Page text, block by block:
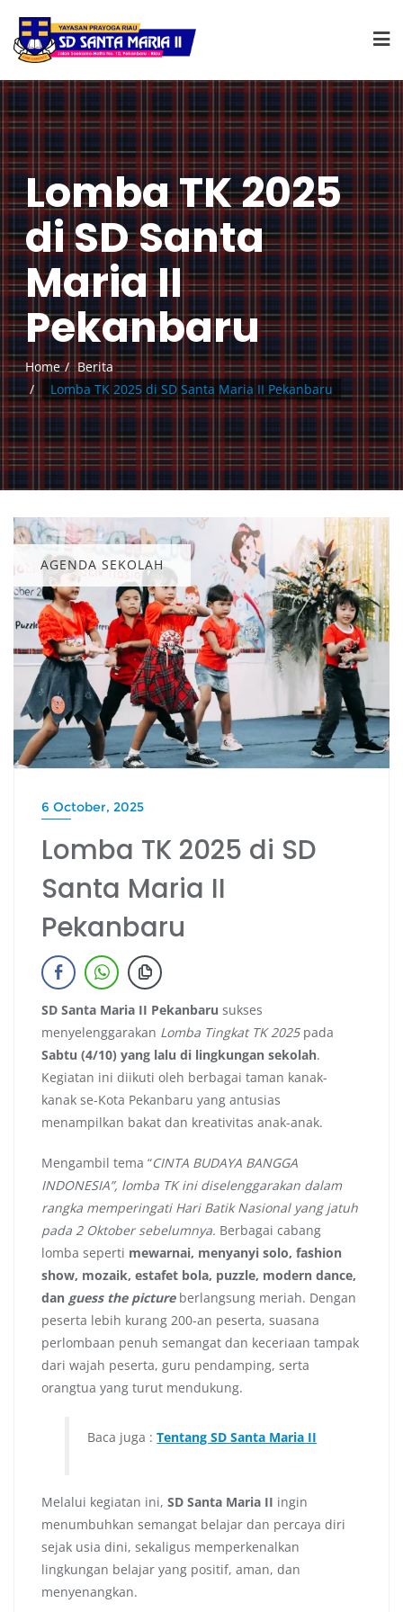
Lomba TK 2025
di SD Santa
Maria II
Pekanbaru
Home
Berita
Lomba TK 2025 di SD Santa Maria II Pekanbaru
AGENDA SEKOLAH
6 October, 2025
Lomba TK 2025 di SD
Santa Maria II
Pekanbaru
SD Santa Maria II Pekanbaru sukses
menyelenggarakan Lomba Tingkat TK 2025pada
Sabtu (4/10) yang lalu di lingkungan sekolah.
Kegiatan ini diikuti oleh berbagai taman kanak-
kanak se-Kota Pekanbaru yang antusias
menampilkan bakat dan kreativitas anak-anak.
Mengambil tema “CINTA BUDAYA BANGGA
INDONESIA”, lomba TK ini diselenggarakan dalam
rangka memperingati Hari Batik Nasional yang jatuh
pada 2 Oktober sebelumnya. Berbagai cabang
lomba seperti mewarnai, menyanyi solo, fashion
show, mozaik, estafet bola, puzzle, modern dance,
dan guess the pictureberlangsung meriah. Dengan
peserta lebih kurang 200-an peserta, suasana
perlombaan penuh semangat dan keceriaan tampak
dari wajah peserta, guru pendamping, serta
orangtua yang turut mendukung.
Baca juga :Tentang SD Santa Maria II
Melalui kegiatan ini, SD Santa Maria II ingin
menumbuhkan semangat belajar dan percaya diri
sejak usia dini, sekaligus memperkenalkan
lingkungan belajar yang positif, aman, dan
menyenangkan.